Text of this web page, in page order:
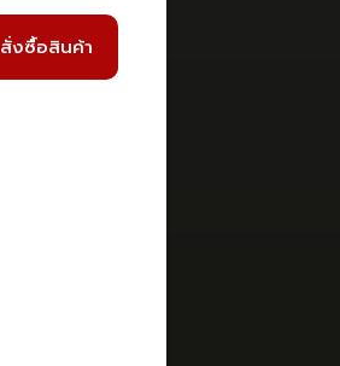
สั่งซื้อสินค้า